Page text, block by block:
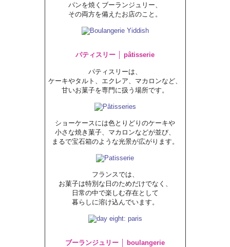
パンを焼くブーランジュリー、
その両方を備えたお店のこと。
パティスリー │ pâtisserie
パティスリーは、
ケーキやタルト、エクレア、マカロンなど、
甘いお菓子を専門に扱う場所です。
ショーケースには色とりどりのケーキや
小さな焼き菓子、マカロンなどが並び、
まるで宝石箱のような光景が広がります。
フランスでは、
お菓子は特別な日のためだけでなく、
日常の中で楽しむ存在として
暮らしに溶け込んでいます。
ブーランジュリー │ boulangerie